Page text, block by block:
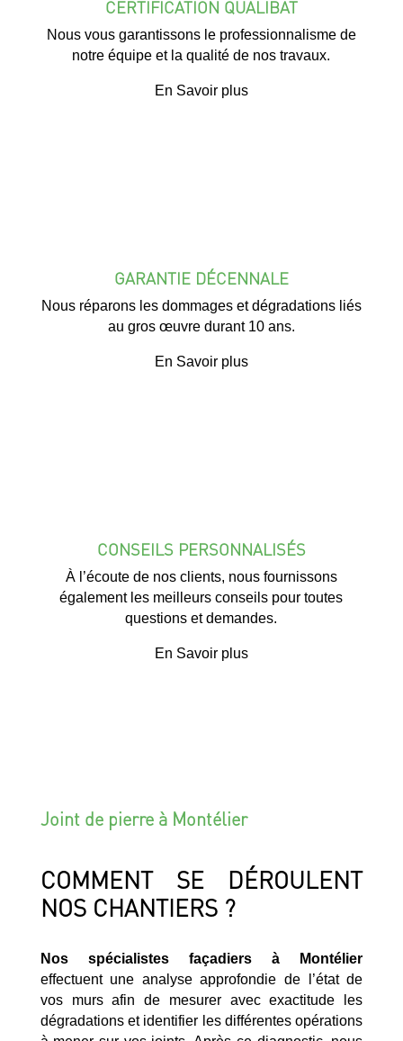
CERTIFICATION QUALIBAT
Nous vous garantissons le professionnalisme de
notre équipe et la qualité de nos travaux.
En Savoir plus
GARANTIE DÉCENNALE
Nous réparons les dommages et dégradations liés
au gros œuvre durant 10 ans.
En Savoir plus
CONSEILS PERSONNALISÉS
À l’écoute de nos clients, nous fournissons
également les meilleurs conseils pour toutes
questions et demandes.
En Savoir plus
Joint de pierre à Montélier
COMMENT SE DÉROULENT
NOS CHANTIERS ?
Nos spécialistes façadiers à Montélier
effectuent une analyse approfondie de l’état de
vos murs afin de mesurer avec exactitude les
dégradations et identifier les différentes opérations